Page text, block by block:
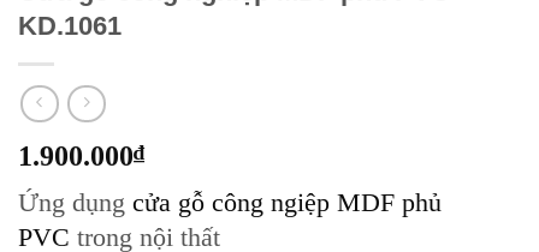
KD.1061
1.900.000₫
Ứng dụng cửa gỗ công ngiệp MDF phủ
PVC trong nội thất